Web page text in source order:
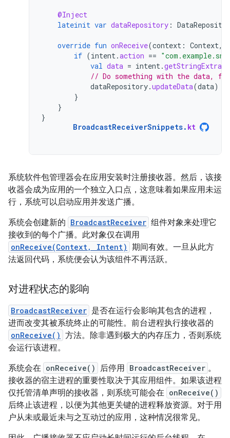
@Inject
lateinit var dataRepository :
override fun onReceive(context : Context,
if (intent.action ==
val data = intent.getStringExtra
// Do something with the data,
dataRepository.updateData(data)
}
}
}
BroadcastReceiverSnippets. kt
系统软件包管理器会在应用安装时注册接收器。然后，该接
收器会成为应用的一个独立入口点，这意味着如果应用未运
行，系统可以启动应用并发送广播。
系统会创建新的 BroadcastReceiver 组件对象来处理它
接收到的每个广播。此对象仅在调用
onReceive(Context, Intent) 期间有效。一旦从此方
法返回代码，系统便会认为该组件不再活跃。
对进程状态的影响
BroadcastReceiver 是否在运行会影响其包含的进程，
进而改变其被系统终止的可能性。前台进程执行接收器的
onReceive() 方法。除非遇到极大的内存压力，否则系统
会运行该进程。
系统会在 onReceive() 后停用 BroadcastReceiver 。
接收器的宿主进程的重要性取决于其应用组件。如果该进程
仅托管清单声明的接收器，则系统可能会在 onReceive()
后终止该进程，以便为其他更关键的进程释放资源。对于用
户从未或最近未与之互动过的应用，这种情况很常见。